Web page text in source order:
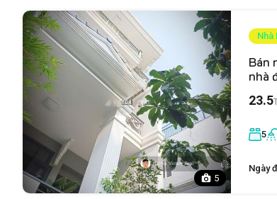
5
Nhà
Bán
nhà
23.5
5
Ngày